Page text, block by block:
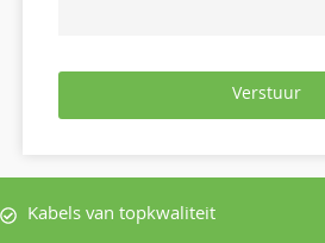
Verstuur
Kabels van topkwaliteit